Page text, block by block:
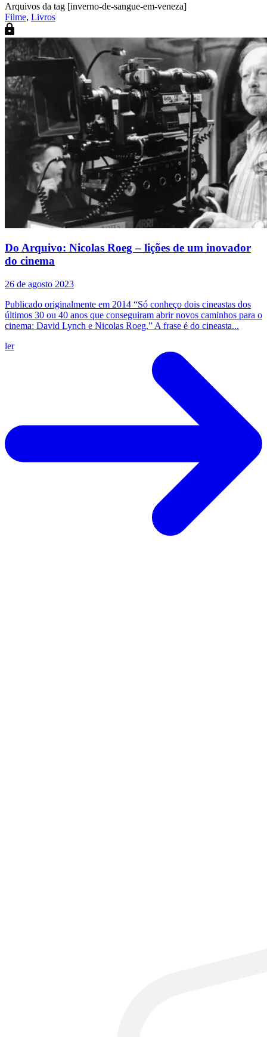
Arquivos da tag [inverno-de-sangue-em-veneza]
Filme, Livros
Do Arquivo: Nicolas Roeg – lições de um inovador
do cinema
26 de agosto 2023
Publicado originalmente em 2014 “Só conheço dois cineastas dos
últimos 30 ou 40 anos que conseguiram abrir novos caminhos para o
cinema: David Lynch e Nicolas Roeg.” A frase é do cineasta...
ler